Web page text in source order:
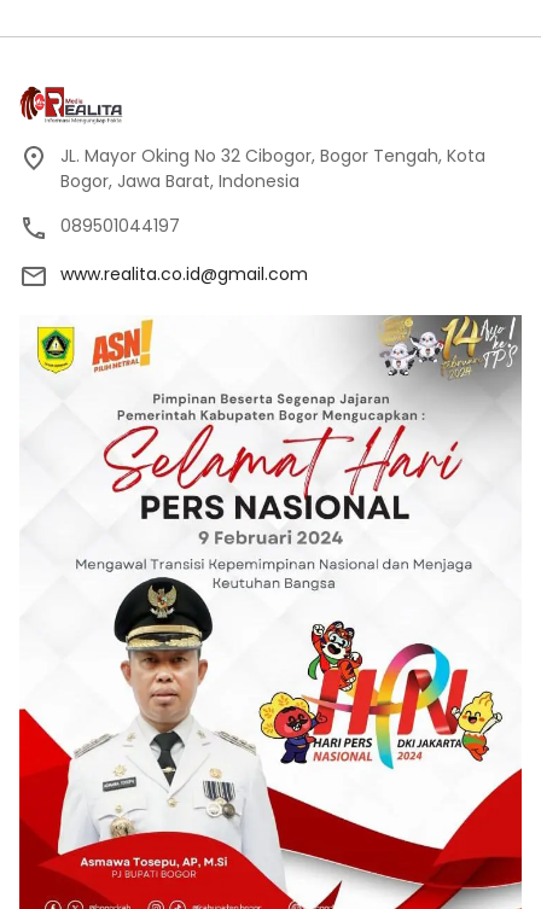
JL. Mayor Oking No 32 Cibogor, Bogor Tengah, Kota
Bogor, Jawa Barat, Indonesia
089501044197
www.realita.co.id@gmail.com